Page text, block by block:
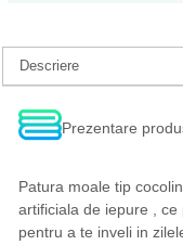
Descriere
Prezentare
Patura moale tip
artificiala de iepure ,
pentru a te inveli in